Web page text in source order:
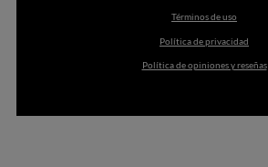
Términos de uso
Política de privacidad
Política de opiniones y reseñas